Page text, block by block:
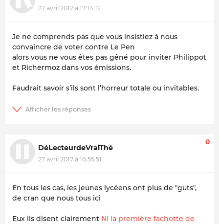
27 avril 2017 à 17:14:12
Je ne comprends pas que vous insistiez à nous
convaincre de voter contre Le Pen
alors vous ne vous êtes pas gêné pour inviter Philippot
et Richermoz dans vos émissions.
Faudrait savoir s’ils sont l’horreur totale ou invitables.
DéLecteurdeVraiThé
27 avril 2017 à 16:55:51
0
En tous les cas, les jeunes lycéens ont plus de "guts",
de cran que nous tous ici
Eux ils disent clairement Ni la première fachotte de